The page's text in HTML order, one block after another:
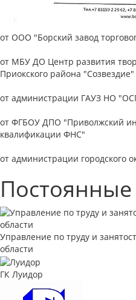
от ООО "Борский завод
от МБУ ДО Центр развития
Приокского района "Созвездие"
от администрации ГАУЗ НО
от ФГБОУ ДПО "Приволжский
квалификации ФНС"
от администрации городского
Управление по труду и
области
ГК Луидор